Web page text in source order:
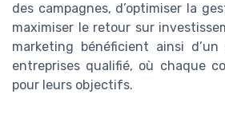
des campagnes, d’optimiser la
maximiser le retour sur
marketing bénéficient ainsi
entreprises qualifié, où chaque
pour leurs objectifs.